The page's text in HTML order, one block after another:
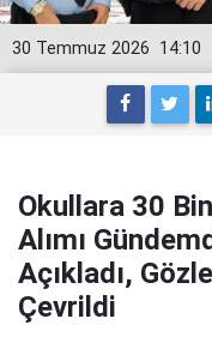
14:10
30 Temmuz 2026
Okullara 30
Alımı
Açıkladı,
Çevrildi